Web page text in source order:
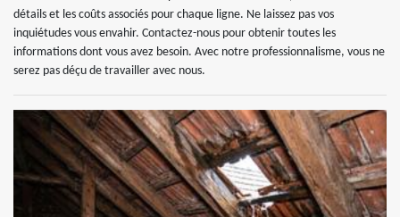
détails et les coûts associés pour chaque ligne. Ne laissez pas vos
inquiétudes vous envahir. Contactez-nous pour obtenir toutes les
informations dont vous avez besoin. Avec notre professionnalisme, vous ne
serez pas déçu de travailler avec nous.